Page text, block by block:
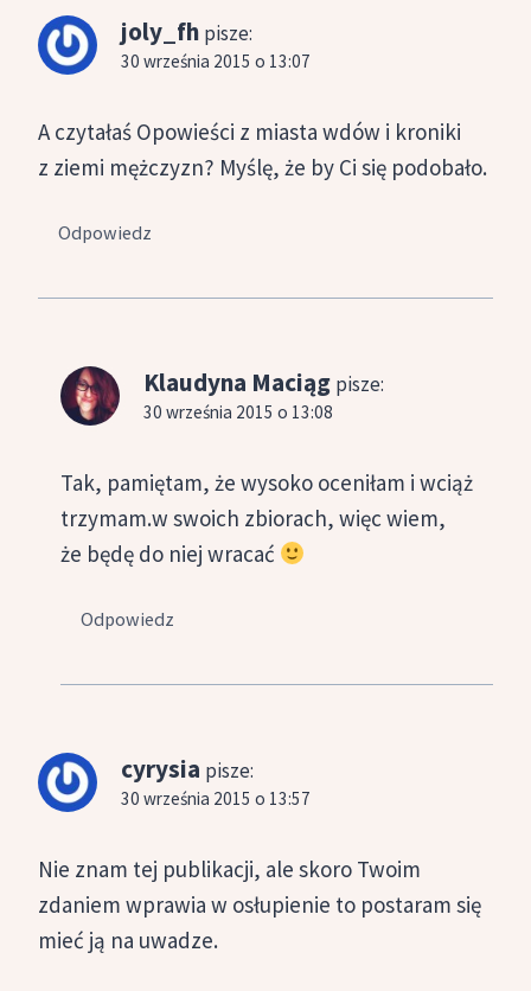
joly_fh pisze:
30 września 2015 o 13:07
A czytałaś Opowieści z miasta wdów i kroniki
z ziemi mężczyzn? Myślę, że by Ci się podobało.
Odpowiedz
Klaudyna Maciąg pisze:
30 września 2015 o 13:08
Tak, pamiętam, że wysoko oceniłam i wciąż
trzymam.w swoich zbiorach, więc wiem,
że będę do niej wracać
Odpowiedz
cyrysia pisze:
30 września 2015 o 13:57
Nie znam tej publikacji, ale skoro Twoim
zdaniem wprawia w osłupienie to postaram się
mieć ją na uwadze.